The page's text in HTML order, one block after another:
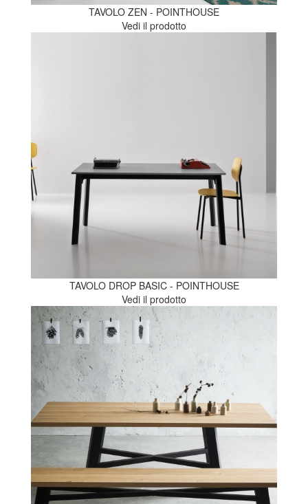
TAVOLO ZEN - POINTHOUSE
Vedi il prodotto
TAVOLO DROP BASIC - POINTHOUSE
Vedi il prodotto